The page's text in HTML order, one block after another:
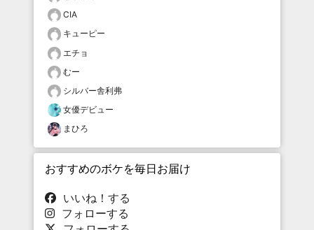
CIA
キューピー
エチョ
むー
シルバー舎利弗
女優デビュー
まひろ
おすすめのボケを毎日お届け
いいね！する
フォローする